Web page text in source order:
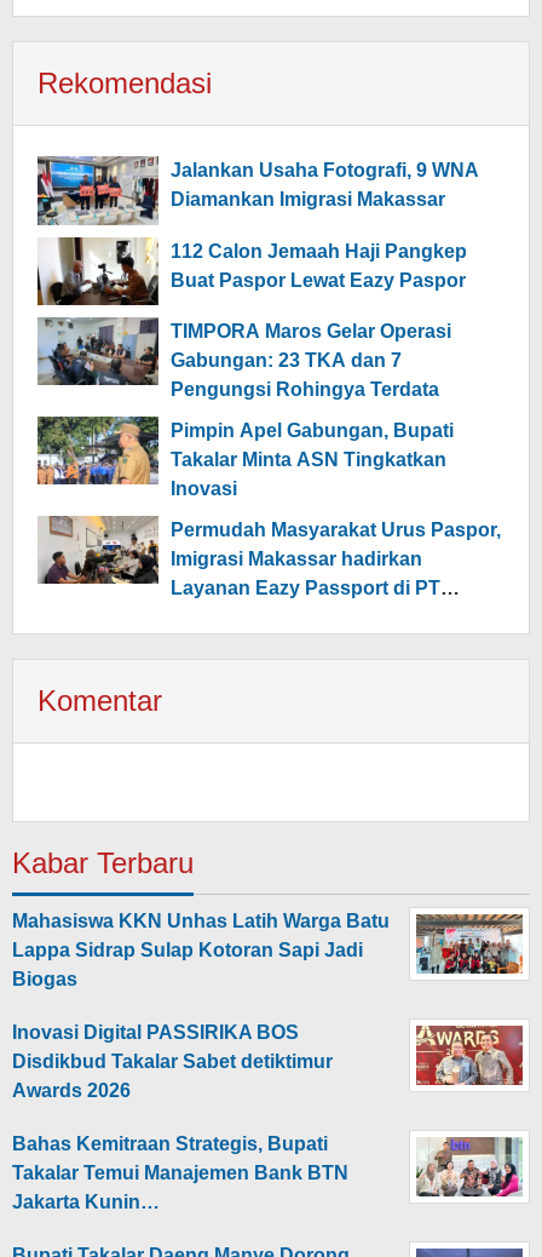
Rekomendasi
Jalankan Usaha Fotografi, 9 WNA
Diamankan Imigrasi Makassar
112 Calon Jemaah Haji Pangkep
Buat Paspor Lewat Eazy Paspor
TIMPORA Maros Gelar Operasi
Gabungan: 23 TKA dan 7
Pengungsi Rohingya Terdata
Pimpin Apel Gabungan, Bupati
Takalar Minta ASN Tingkatkan
Inovasi
Permudah Masyarakat Urus Paspor,
Imigrasi Makassar hadirkan
Layanan Eazy Passport di PT
Komentar
Kabar Terbaru
Mahasiswa KKN Unhas Latih Warga Batu
Lappa Sidrap Sulap Kotoran Sapi Jadi
Biogas
Inovasi Digital PASSIRIKA BOS
Disdikbud Takalar Sabet detiktimur
Awards 2026
Bahas Kemitraan Strategis, Bupati
Takalar Temui Manajemen Bank BTN
Jakarta Kunin…